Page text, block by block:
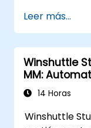
Leer más...
Winshuttle
MM:
de Datos
14 Horas
Winshuttle